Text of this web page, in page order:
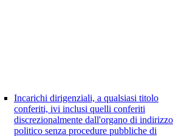
Incarichi dirigenziali, a qualsiasi titolo
conferiti, ivi inclusi quelli conferiti
discrezionalmente dall'organo di indirizzo
politico senza procedure pubbliche di